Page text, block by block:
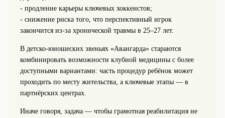
- продление карьеры ключевых хоккеистов;
- снижение риска того, что перспективный игрок
закончится из‑за хронической травмы в 25–27 лет.
В детско‑юношеских звеньях «Авангарда» стараются
комбинировать возможности клубной медицины с более
доступными вариантами: часть процедур ребёнок может
проходить по месту жительства, а ключевые этапы — в
партнёрских центрах.
Иначе говоря, задача — чтобы грамотная реабилитация не